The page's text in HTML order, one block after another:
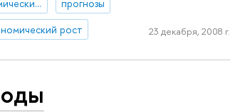
мировой финансово-экономический кризис
прогнозы
рост 23 декабря, 2008 г.